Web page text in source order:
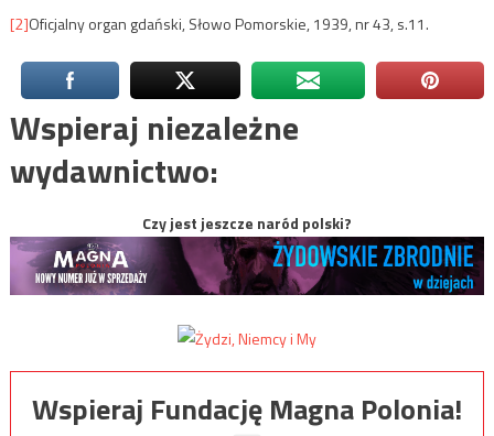
[2]Oficjalny organ gdański, Słowo Pomorskie, 1939, nr 43, s.11.
Wspieraj niezależne
wydawnictwo:
Czy jest jeszcze naród polski?
Wspieraj Fundację Magna Polonia!